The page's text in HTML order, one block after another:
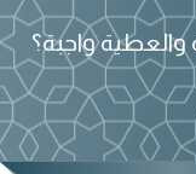
والعطية واجبة؟